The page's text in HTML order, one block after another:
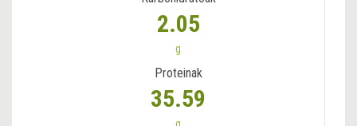
2.05
g
Proteinak
35.59